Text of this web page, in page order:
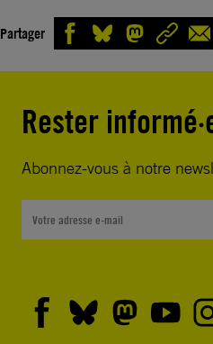
Partager
Rester
Abonnez-vous à notre